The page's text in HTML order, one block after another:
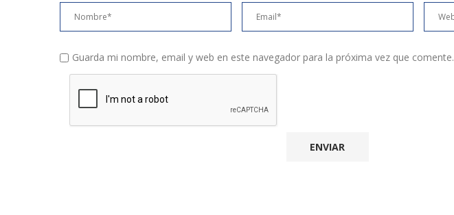
Guarda mi nombre, email y web en este navegador para la próxima vez que comente.